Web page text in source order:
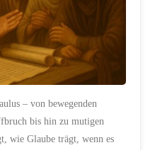
– von bewegenden
bis hin zu mutigen
wie Glaube trägt, wenn es